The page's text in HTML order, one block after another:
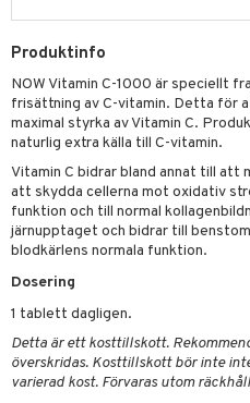
Produktinfo
NOW Vitamin C-1000 är speciellt
frisättning av C-vitamin. Detta för
maximal styrka av Vitamin C.
naturlig extra källa till C-vitamin.
Vitamin C bidrar bland annat till
att skydda cellerna mot oxidativ
funktion och till normal
järnupptaget och bidrar till
blodkärlens normala funktion.
Dosering
1 tablett dagligen.
Detta är ett kosttillskott.
överskridas. Kosttillskott bör inte
varierad kost. Förvaras utom
dusch & tvål
oljor
utan sol
svar